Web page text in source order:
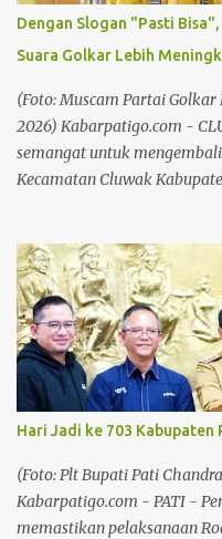
di wilayah Pati dan Jawa
Sarbumusi dan Paguyuban
Pangkalan Truk Baca juga:
Kapolresta Pati Sampaikan
Jejak Pengabdian di
adalah F...
Dengan Slogan "Pasti
Suara Golkar Lebih
(Foto: Muscam Partai
2026) Kabarpatigo.com -
semangat untuk
Kecamatan Cluwak
pengurus di wilayah
meningkatkan perolehan
juga: Bersilaturahmi
Sampaikan Apresiasi dan
Muhammadiyah Pati dan
Ridwan Tutup Usia Dalam
Golkar Kabupaten Pati,
pesan kepada seluruh
tingkat desa agar bekerja
partai. Anggota DPRD Pati
peningkatan suara harus
Hari Jadi ke 703
(Foto: Plt Bupati Pati
Kabarpatigo.com - PATI -
memastikan pelaksanaan